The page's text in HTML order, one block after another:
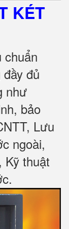
KÉT
chuẩn
đủ
như
bảo
Lưu
ngoài,
Kỹ thuật
.